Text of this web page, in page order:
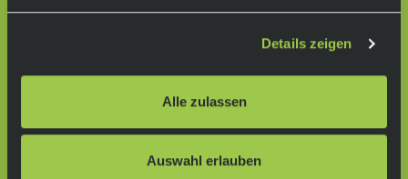
Details zeigen
Alle zulassen
Auswahl erlauben
Lass dich beraten:
Folge uns auf:
Anfahrt (Karte öffnen)